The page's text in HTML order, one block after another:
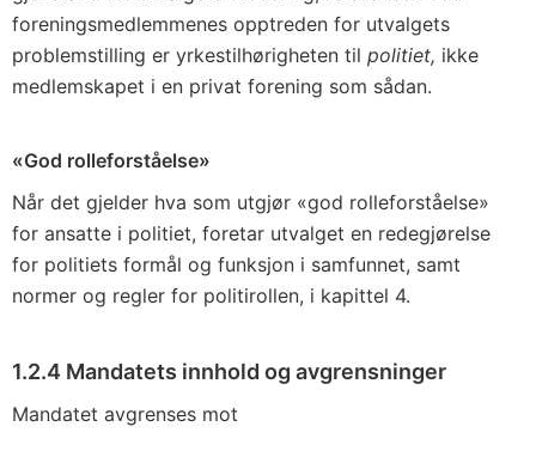
foreningsmedlemmenes opptreden for utvalgets
problemstilling er yrkestilhørigheten til politiet, ikke
medlemskapet i en privat forening som sådan.
«God rolleforståelse»
Når det gjelder hva som utgjør «god rolleforståelse»
for ansatte i politiet, foretar utvalget en redegjørelse
for politiets formål og funksjon i samfunnet, samt
normer og regler for politirollen, i kapittel 4.
1.2.4 Mandatets innhold og avgrensninger
Mandatet avgrenses mot